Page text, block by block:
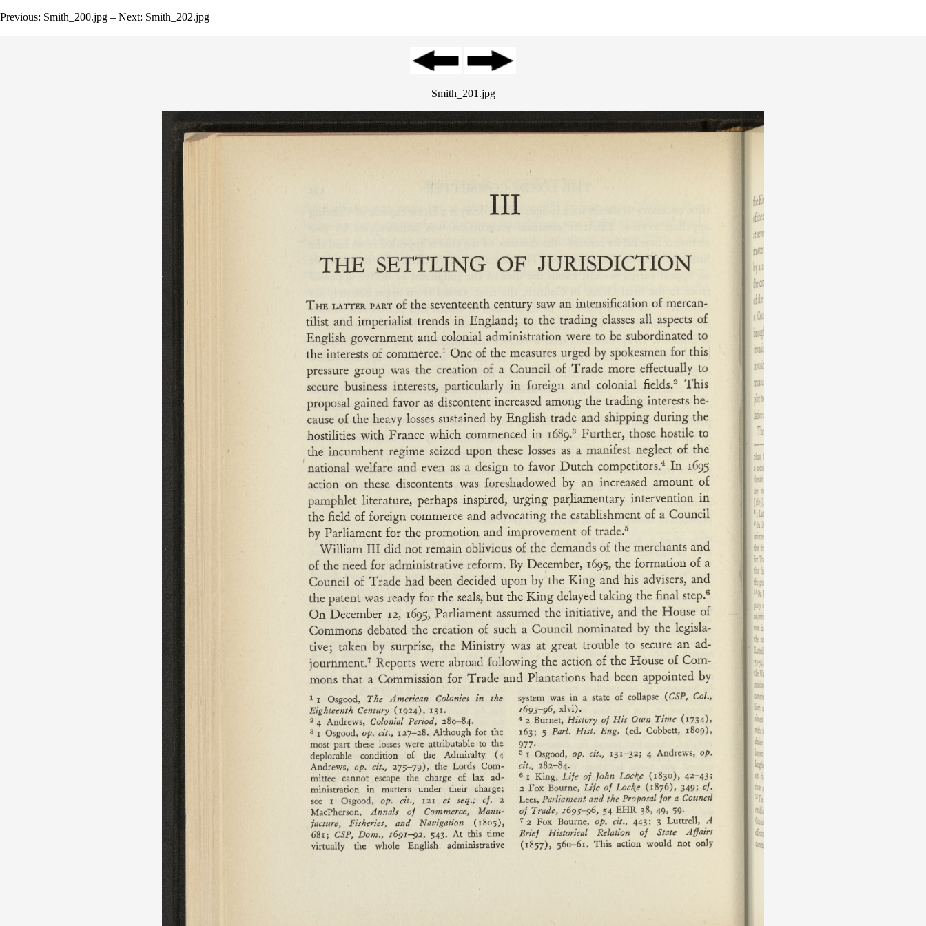
Previous: Smith_200.jpg – Next: Smith_202.jpg
Smith_201.jpg